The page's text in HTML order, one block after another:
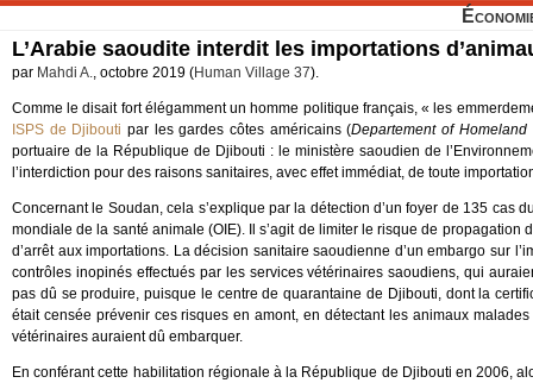
L’Arabie saoudite interdit les importations
par Mahdi A., octobre 2019 (Human Village 37).
Comme le disait fort élégamment un homme politique français, « les
ISPS de Djibouti par les gardes côtes américains (Departement of Homeland
portuaire de la République de Djibouti : le ministère saoudien de
l’interdiction pour des raisons sanitaires, avec effet immédiat, de toute
Concernant le Soudan, cela s’explique par la détection d’un foyer de 135 cas
mondiale de la santé animale (OIE). Il s’agit de limiter le risque de
d’arrêt aux importations. La décision sanitaire saoudienne d’un embargo sur
contrôles inopinés effectués par les services vétérinaires saoudiens, qui
pas dû se produire, puisque le centre de quarantaine de Djibouti, dont la
était censée prévenir ces risques en amont, en détectant les animaux
vétérinaires auraient dû embarquer.
En conférant cette habilitation régionale à la République de Djibouti en 2006,